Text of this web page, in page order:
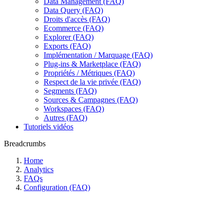
Data Query (FAQ)
Droits d'accès (FAQ)
Ecommerce (FAQ)
Explorer (FAQ)
Exports (FAQ)
Implémentation / Marquage (FAQ)
Plug-ins & Marketplace (FAQ)
Propriétés / Métriques (FAQ)
Respect de la vie privée (FAQ)
Segments (FAQ)
Sources & Campagnes (FAQ)
Workspaces (FAQ)
Autres (FAQ)
Tutoriels vidéos
Breadcrumbs
Home
Analytics
FAQs
Configuration (FAQ)